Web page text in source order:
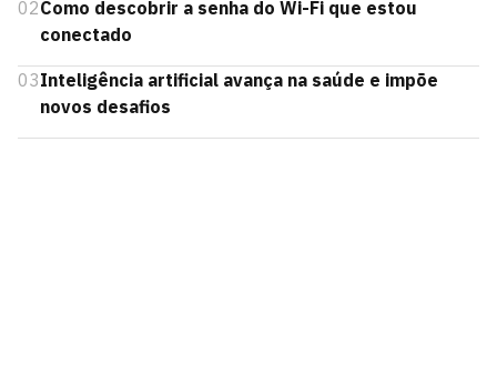
02Como descobrir a senha do Wi-Fi que estou
conectado
03Inteligência artificial avança na saúde e impõe
novos desafios